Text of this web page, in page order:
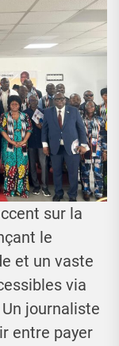
sur la
le
et un vaste
via
journaliste
entre payer